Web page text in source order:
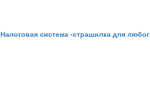
система -страшилка для